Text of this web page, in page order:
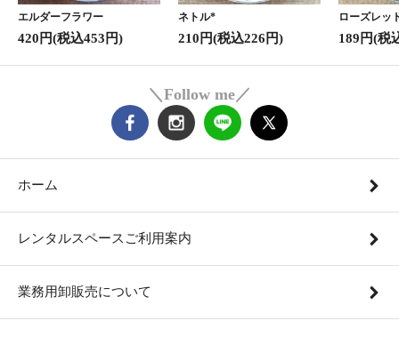
エルダーフラワー
420円(税込453円)
ネトル*
210円(税込226円)
ローズレッ
189円(税
＼Follow me／
ホーム
レンタルスペースご利用案内
業務用卸販売について